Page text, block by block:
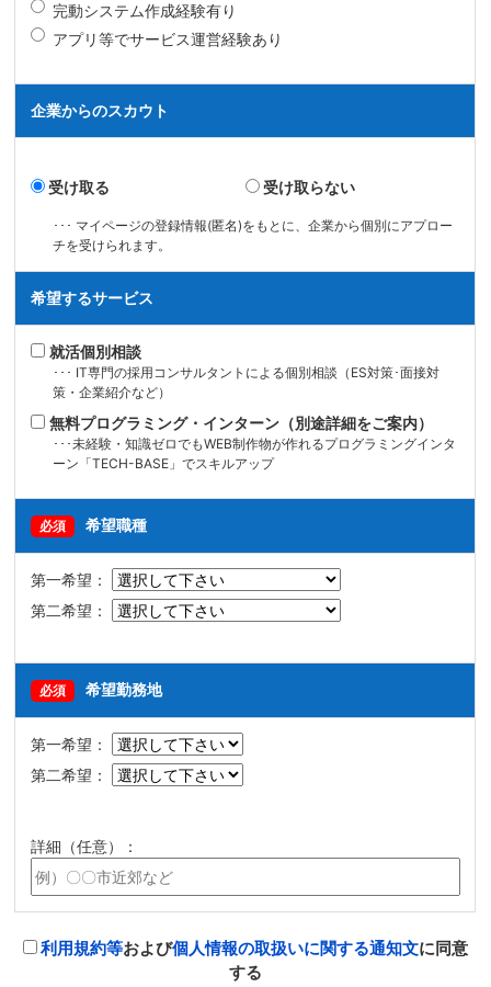
完動システム作成経験有り
アプリ等でサービス運営経験あり
企業からのスカウト
受け取る 受け取らない
･･･ マイページの登録情報(匿名)をもとに、企業から個別にアプロー
チを受けられます。
希望するサービス
就活個別相談
･･･ IT専門の採用コンサルタントによる個別相談（ES対策･面接対
策・企業紹介など）
無料プログラミング・インターン（別途詳細をご案内）
･･･未経験・知識ゼロでもWEB制作物が作れるプログラミングインタ
ーン「TECH-BASE」でスキルアップ
必須 希望職種
第一希望：
第二希望：
必須 希望勤務地
第一希望：
第二希望：
詳細（任意）：
利用規約等および個人情報の取扱いに関する通知文に同意
する